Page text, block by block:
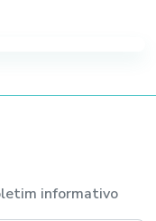
informativo